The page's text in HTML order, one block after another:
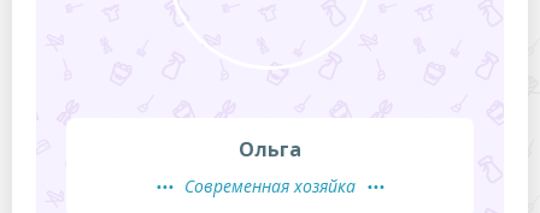
Ольга
Современная хозяйка